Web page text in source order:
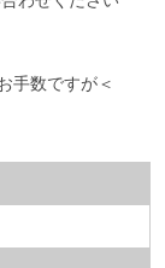
手数ですが＜